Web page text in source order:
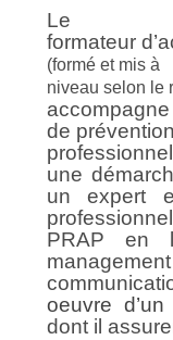
Le
formateur
(formé et mis à
niveau selon le
de
une
un expert
PRAP en
oeuvre d’un
dont il